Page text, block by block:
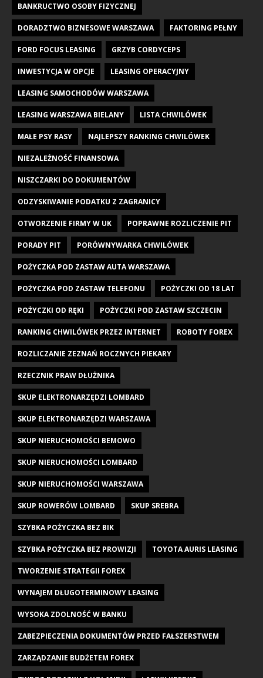
BANKRUCTWO OSOBY FIZYCZNEJ
DORADZTWO BIZNESOWE WARSZAWA FAKTORING PEŁNY
FORD FOCUS LEASING GRZYB CORDYCEPS
INWESTYCJA W OPCJE LEASING OPERACYJNY
LEASING SAMOCHODÓW WARSZAWA
LEASING WARSZAWA BIELANY LISTA CHWILÓWEK
MAŁE PSY RASY NAJLEPSZY RANKING CHWILÓWEK
NIEZALEŻNOŚĆ FINANSOWA
NISZCZARKI DO DOKUMENTÓW
ODZYSKIWANIE PODATKU Z ZAGRANICY
OTWORZENIE FIRMY W UK POPRAWNE ROZLICZENIE PIT
PORADY PIT PORÓWNYWARKA CHWILÓWEK
POŻYCZKA POD ZASTAW AUTA WARSZAWA
POŻYCZKA POD ZASTAW TELEFONU POŻYCZKI OD 18 LAT
POŻYCZKI OD RĘKI POŻYCZKI POD ZASTAW SZCZECIN
RANKING CHWILÓWEK PRZEZ INTERNET ROBOTY FOREX
ROZLICZANIE ZEZNAŃ ROCZNYCH PIEKARY
RZECZNIK PRAW DŁUŻNIKA
SKUP ELEKTRONARZĘDZI LOMBARD
SKUP ELEKTRONARZĘDZI WARSZAWA
SKUP NIERUCHOMOŚCI BEMOWO
SKUP NIERUCHOMOŚCI LOMBARD
SKUP NIERUCHOMOŚCI WARSZAWA
SKUP ROWERÓW LOMBARD SKUP SREBRA
SZYBKA POŻYCZKA BEZ BIK
SZYBKA POŻYCZKA BEZ PROWIZJI TOYOTA AURIS LEASING
TWORZENIE STRATEGII FOREX
WYNAJEM DŁUGOTERMINOWY LEASING
WYSOKA ZDOLNOŚĆ W BANKU
ZABEZPIECZENIA DOKUMENTÓW PRZED FAŁSZERSTWEM
ZARZĄDZANIE BUDŻETEM FOREX